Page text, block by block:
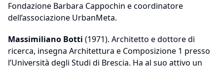
Fondazione Barbara Cappochin e coordinatore
dell’associazione UrbanMeta.
Massimiliano Botti (1971). Architetto e dottore di
ricerca, insegna Architettura e Composizione 1 presso
l’Università degli Studi di Brescia. Ha al suo attivo un